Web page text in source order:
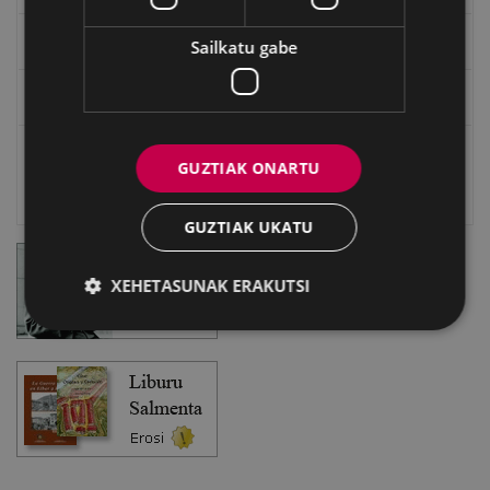
Eibarko Idazlanen Datu-basea
Sailkatu gabe
GUZTIAK ONARTU
GUZTIAK UKATU
XEHETASUNAK ERAKUTSI